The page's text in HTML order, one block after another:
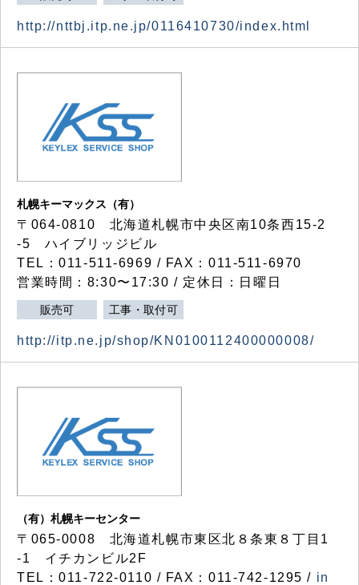
http://nttbj.itp.ne.jp/0116410730/index.html
札幌キーマックス（有）
〒064-0810 北海道札幌市中央区南10条西15-2
-5 ハイブリッジビル
TEL：011-511-6969 / FAX：011-511-6970
営業時間：8:30〜17:30 / 定休日：日曜日
販売可 工事・取付可
http://itp.ne.jp/shop/KN0100112400000008/
（有）札幌キーセンター
〒065-0008 北海道札幌市東区北８条東８丁目1
-1 イチカンビル2F
TEL：011-722-0110 / FAX：011-742-1295 / in